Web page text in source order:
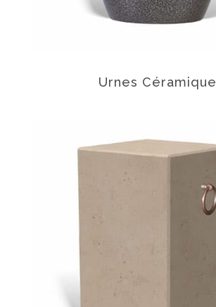
Urnes Céramique